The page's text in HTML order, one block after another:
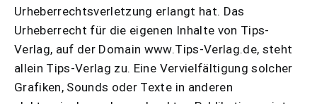
Urheberrechtsverletzung erlangt hat. Das
Urheberrecht für die eigenen Inhalte von Tips-
Verlag, auf der Domain www.Tips-Verlag.de, steht
allein Tips-Verlag zu. Eine Vervielfältigung solcher
Grafiken, Sounds oder Texte in anderen